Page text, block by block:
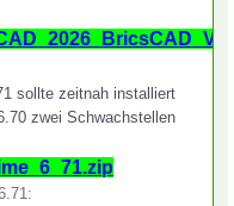
sollte zeitnah installiert
zwei Schwachstellen